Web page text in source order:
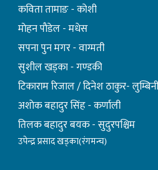
कविता तामाङ - कोशी
माेहन पाैडेल - मधेस
सपना पुन मगर - वाग्मती
सुशील खड्का - गण्डकी
टिकाराम रिजाल / दिनेश ठाकुर- लुम्बिनी
अशाेक बहादुर सिंह - कर्णाली
तिलक बहादुर बयक - सुदुरपश्चिम
उपेन्द्र प्रसाद खड्का(रंगमन्च)